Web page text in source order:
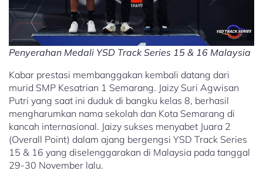
Penyerahan Medali YSD Track Series 15 & 16 Malaysia
Kabar prestasi membanggakan kembali datang dari
murid SMP Kesatrian 1 Semarang. Jaizy Suri Agwisan
Putri yang saat ini duduk di bangku kelas 8, berhasil
mengharumkan nama sekolah dan Kota Semarang di
kancah internasional. ​Jaizy sukses menyabet Juara 2
(Overall Point) dalam ajang bergengsi YSD Track Series
15 & 16 yang diselenggarakan di Malaysia pada tanggal
29-30 November lalu.